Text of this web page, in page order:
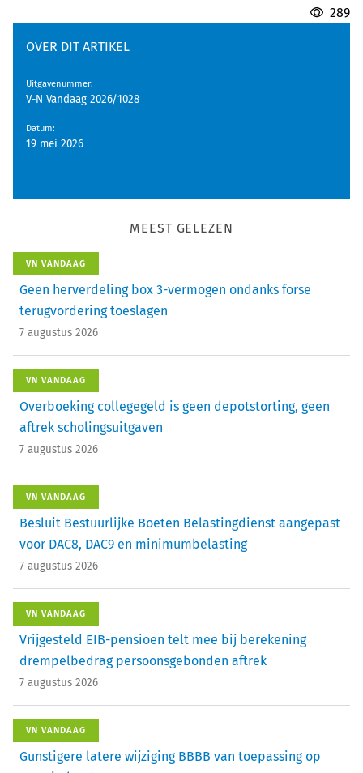
289
OVER DIT ARTIKEL
Uitgavenummer:
V-N Vandaag 2026/1028
Datum:
19 mei 2026
MEEST GELEZEN
VN VANDAAG
Geen herverdeling box 3-vermogen ondanks forse
terugvordering toeslagen
7 augustus 2026
VN VANDAAG
Overboeking collegegeld is geen depotstorting, geen
aftrek scholingsuitgaven
7 augustus 2026
VN VANDAAG
Besluit Bestuurlijke Boeten Belastingdienst aangepast
voor DAC8, DAC9 en minimumbelasting
7 augustus 2026
VN VANDAAG
Vrijgesteld EIB-pensioen telt mee bij berekening
drempelbedrag persoonsgebonden aftrek
7 augustus 2026
VN VANDAAG
Gunstigere latere wijziging BBBB van toepassing op